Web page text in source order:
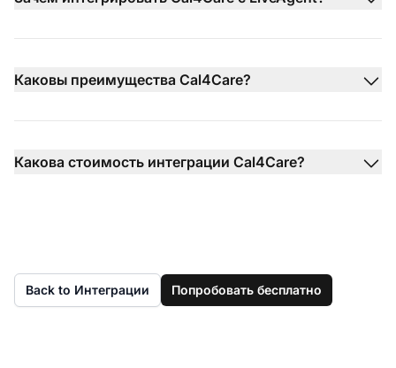
Каковы преимущества Cal4Care?
Какова стоимость интеграции Cal4Care?
Back to Интеграции Попробовать бесплатно